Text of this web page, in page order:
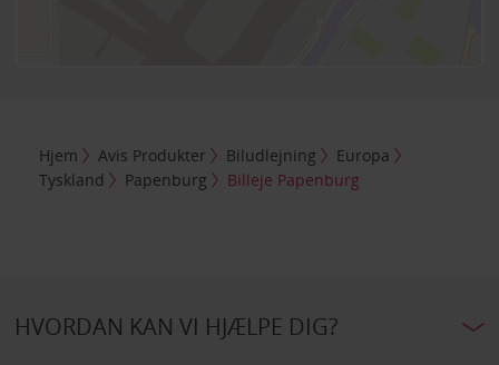
Hjem Avis Produkter Biludlejning
Europa
Tyskland
Papenburg Billeje Papenburg
HVORDAN KAN VI HJÆLPE DIG?